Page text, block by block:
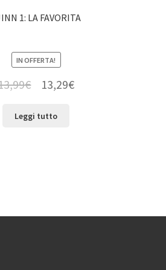
1: LA FAVORITA
IN OFFERTA!
€ 13,29€
Leggi tutto